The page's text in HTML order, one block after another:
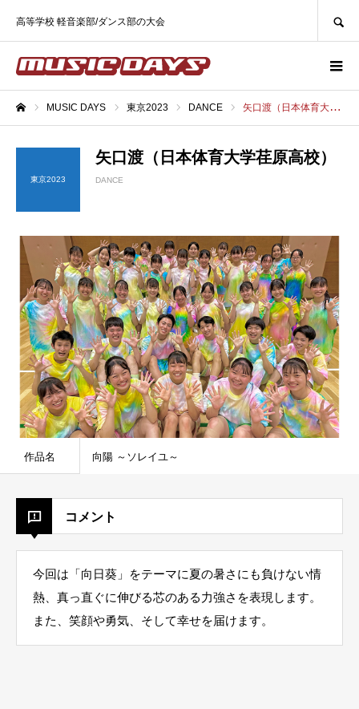
高等学校 軽音楽部/ダンス部の大会
MUSIC DAYS 東京2023 DANCE 矢口渡（日本体育大学荏原高校）
東京2023
矢口渡（日本体育大学荏原高校）
DANCE
作品名 向陽 ～ソレイユ～
コメント
今回は「向日葵」をテーマに夏の暑さにも負けない情
熱、真っ直ぐに伸びる芯のある力強さを表現します。
また、笑顔や勇気、そして幸せを届けます。